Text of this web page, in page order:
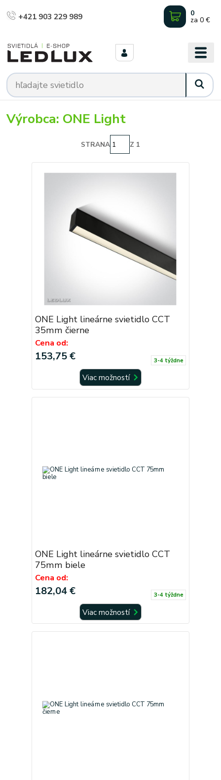
+421 903 229 989 0
za 0 €
Výrobca: ONE Light
STRANA Z 1
ONE Light lineárne svietidlo CCT
35mm čierne
Cena od:
153,75 € 3-4 týždne
Viac možností
ONE Light lineárne svietidlo CCT
75mm biele
Cena od:
182,04 € 3-4 týždne
Viac možností